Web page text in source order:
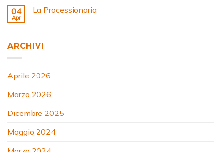
04
Apr
La Processionaria
ARCHIVI
Aprile 2026
Marzo 2026
Dicembre 2025
Maggio 2024